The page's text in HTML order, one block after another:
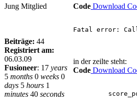
Jung Mitglied
Beiträge: 44
Registriert am:
06.03.09
Fusioneer: 17 years
5 months 0 weeks 0
days 5 hours 1
minutes 40 seconds
Code Download
Fatal error: Call
in der zeilte steht:
Code Download